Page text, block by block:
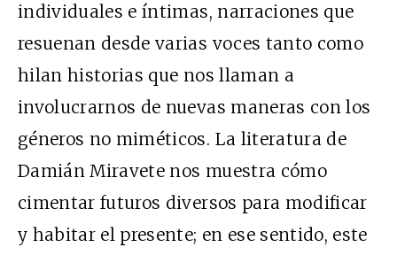
individuales e íntimas, narraciones que
resuenan desde varias voces tanto como
hilan historias que nos llaman a
involucrarnos de nuevas maneras con los
géneros no miméticos. La literatura de
Damián Miravete nos muestra cómo
cimentar futuros diversos para modificar
y habitar el presente; en ese sentido, este